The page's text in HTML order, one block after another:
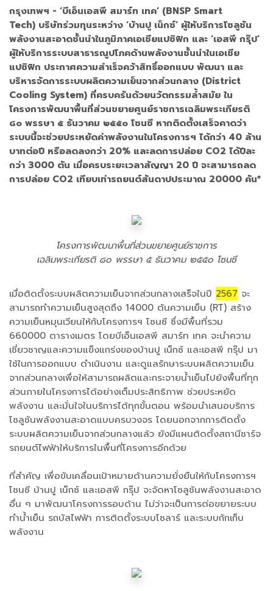
กรุงเทพฯ - ‘บีเอ็นเอสพี สมาร์ท เทค’ (BNSP Smart
Tech) บริษัทร่วมทุนระหว่าง ‘บ้านปู เน็กซ์’ ผู้ให้บริการโซลูชัน
พลังงานสะอาดชั้นนำในภูมิภาคเอเชียแปซิฟิก และ ‘เอสพี กรุ๊ป’
ผู้ให้บริการระบบสาธารณูปโภคด้านพลังงานชั้นนำในเอเชีย
แปซิฟิก ประกาศความสำเร็จคว้าสิทธิ์ออกแบบ พัฒนา และ
บริหารจัดการระบบผลิตความเย็นจากส่วนกลาง (District
Cooling System) ที่ครบครันด้วยนวัตกรรมล้ำสมัย ใน
โครงการพัฒนาพื้นที่ส่วนขยายศูนย์ราชการเฉลิมพระเกียรติ
๘๐ พรรษา ๕ ธันวาคม ๒๕๕๐ โซนซี หากติดตั้งเสร็จคาดว่า
ระบบนี้จะช่วยประหยัดค่าพลังงานในโครงการฯ ได้กว่า 40 ล้าน
บาทต่อปี หรือลดลงกว่า 20% และลดการปล่อย CO2 ได้ปีละ
กว่า 3000 ตัน เมื่อครบระยะเวลาสัญญา 20 ปี จะสามารถลด
การปล่อย CO2 เทียบเท่ารถยนต์สันดาปประมาณ 20000 คัน*
โครงการพัฒนาพื้นที่ส่วนขยายศูนย์ราชการ
เฉลิมพระเกียรติ ๘๐ พรรษา ๕ ธันวาคม ๒๕๕๐ โซนซี
เมื่อติดตั้งระบบผลิตความเย็นจากส่วนกลางเสร็จในปี 2567 จะ
สามารถทำความเย็นสูงสุดถึง 14000 ตันความเย็น (RT) สร้าง
ความเย็นหมุนเวียนให้กับโครงการฯ โซนซี ซึ่งมีพื้นที่รวม
660000 ตารางเมตร โดยบีเอ็นเอสพี สมาร์ท เทค จะนำความ
เชี่ยวชาญและความแข็งแกร่งของบ้านปู เน็กซ์ และเอสพี กรุ๊ป มา
ใช้ในการออกแบบ ดำเนินงาน และดูแลรักษาระบบผลิตความเย็น
จากส่วนกลางเพื่อให้สามารถผลิตและกระจายน้ำเย็นไปยังพื้นที่ทุก
ส่วนภายในโครงการได้อย่างเต็มประสิทธิภาพ ช่วยประหยัด
พลังงาน และมั่นใจในบริการได้ทุกขั้นตอน พร้อมนำเสนอบริการ
โซลูชันพลังงานสะอาดแบบครบวงจร โดยนอกจากการติดตั้ง
ระบบผลิตความเย็นจากส่วนกลางแล้ว ยังมีแผนติดตั้งสถานีชาร์จ
รถยนต์ไฟฟ้าให้บริการในพื้นที่โครงการอีกด้วย
ที่สำคัญ เพื่อขับเคลื่อนเป้าหมายด้านความยั่งยืนให้กับโครงการฯ
โซนซี บ้านปู เน็กซ์ และเอสพี กรุ๊ป จะจัดหาโซลูชันพลังงานสะอาด
อื่น ๆ มาพัฒนาโครงการรอบด้าน ไม่ว่าจะเป็นการต่อขยายระบบ
ทำน้ำเย็น รถบัสไฟฟ้า การติดตั้งระบบโซลาร์ และระบบกักเก็บ
พลังงาน